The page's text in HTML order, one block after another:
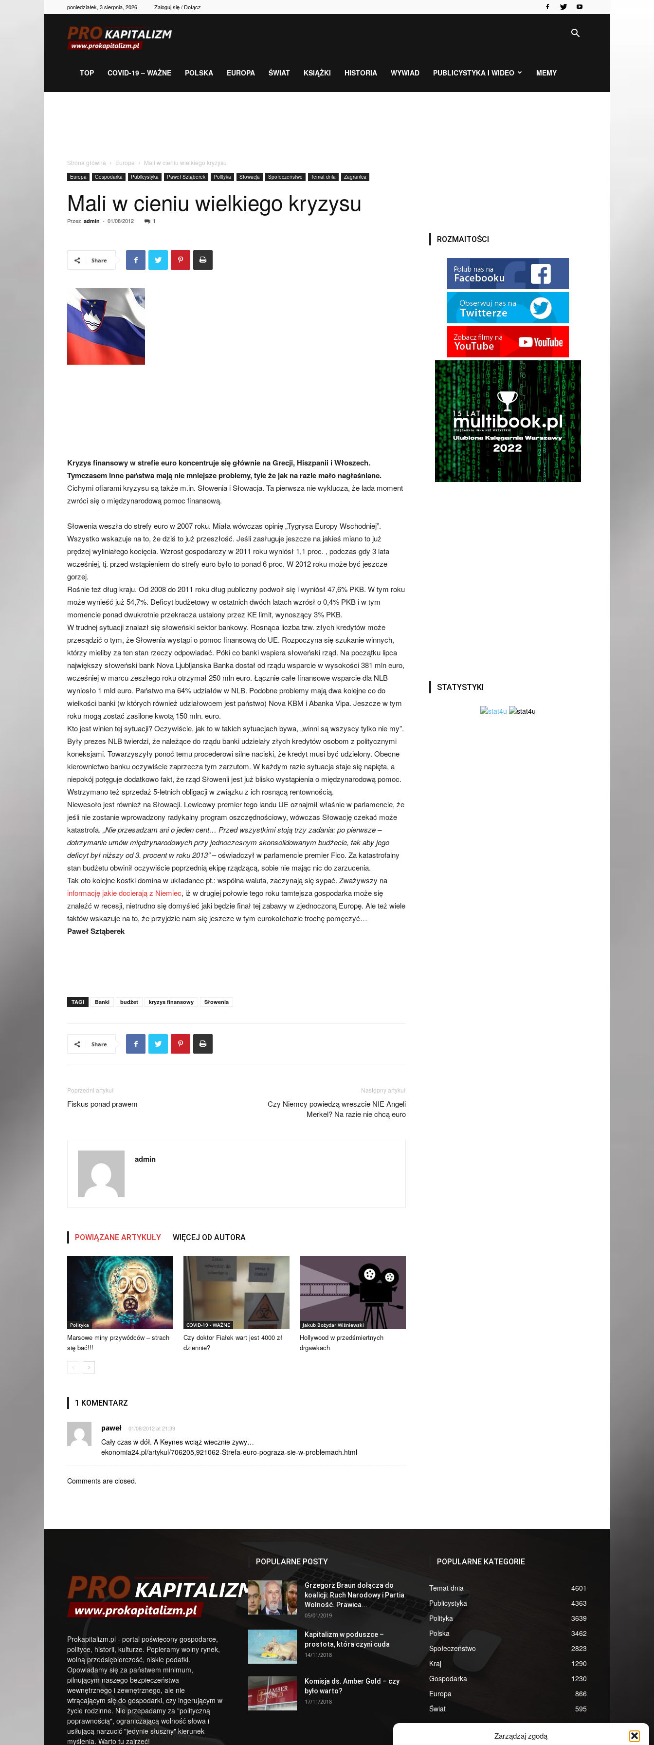
Zarządzaj zgodą
poniedziałek, 3 sierpnia, 2026 Zaloguj się / Dołącz
gospodarka,
TOP COVID-19 – WAŻNE POLSKA EUROPA ŚWIAT KSIĄŻKI HISTORIA WYWIAD PUBLICYSTYKA I WIDEO MEMY
Strona główna Europa Mali w cieniu wielkiego kryzysu
Europa Gospodarka Publicystyka Paweł Sztąberek Polityka Słowacja Społeczeństwo Temat dnia Zagranica
Mali w cieniu wielkiego kryzysu
Przez admin - 01/08/2012 1
Share
Kryzys finansowy w strefie euro koncentruje się głównie na Grecji, Hiszpanii i Włoszech.
Tymczasem inne państwa mają nie mniejsze problemy, tyle że jak na razie mało nagłaśniane.
Cichymi ofiarami kryzysu są także m.in. Słowenia i Słowacja. Ta pierwsza nie wyklucza, że lada moment
zwróci się o międzynarodową pomoc finansową.
Słowenia weszła do strefy euro w 2007 roku. Miała wówczas opinię „Tygrysa Europy Wschodniej”.
Wszystko wskazuje na to, że dziś to już przeszłość. Jeśli zasługuje jeszcze na jakieś miano to już
prędzej wyliniałego kocięcia. Wzrost gospodarczy w 2011 roku wyniósł 1,1 proc. , podczas gdy 3 lata
wcześniej, tj. przed wstąpieniem do strefy euro było to ponad 6 proc. W 2012 roku może być jeszcze
gorzej.
Rośnie też dług kraju. Od 2008 do 2011 roku dług publiczny podwoił się i wyniósł 47,6% PKB. W tym roku
może wynieść już 54,7%. Deficyt budżetowy w ostatnich dwóch latach wzrósł o 0,4% PKB i w tym
momencie ponad dwukrotnie przekracza ustalony przez KE limit, wynoszący 3% PKB.
W trudnej sytuacji znalazł się słoweński sektor bankowy. Rosnąca liczba tzw. złych kredytów może
przesądzić o tym, że Słowenia wystąpi o pomoc finansową do UE. Rozpoczyna się szukanie winnych,
którzy mieliby za ten stan rzeczy odpowiadać. Póki co banki wspiera słoweński rząd. Na początku lipca
największy słoweński bank Nova Ljubljanska Banka dostał od rządu wsparcie w wysokości 381 mln euro,
wcześniej w marcu zeszłego roku otrzymał 250 mln euro. Łącznie całe finansowe wsparcie dla NLB
wyniosło 1 mld euro. Państwo ma 64% udziałów w NLB. Podobne problemy mają dwa kolejne co do
wielkości banki (w których również udziałowcem jest państwo) Nova KBM i Abanka Vipa. Jeszcze w tym
roku mogą zostać zasilone kwotą 150 mln. euro.
Kto jest winien tej sytuacji? Oczywiście, jak to w takich sytuacjach bywa, „winni są wszyscy tylko nie my”.
Były prezes NLB twierdzi, że należące do rządu banki udzielały złych kredytów osobom z politycznymi
koneksjami. Towarzyszyły ponoć temu procederowi silne naciski, że kredyt musi być udzielony. Obecne
kierownictwo banku oczywiście zaprzecza tym zarzutom. W każdym razie sytuacja staje się napięta, a
niepokój potęguje dodatkowo fakt, że rząd Słowenii jest już blisko wystąpienia o międzynarodową pomoc.
Wstrzymano też sprzedaż 5-letnich obligacji w związku z ich rosnącą rentownością.
Niewesoło jest również na Słowacji. Lewicowy premier tego landu UE oznajmił właśnie w parlamencie, że
jeśli nie zostanie wprowadzony radykalny program oszczędnościowy, wówczas Słowację czekać może
katastrofa. „Nie przesadzam ani o jeden cent… Przed wszystkimi stoją trzy zadania: po pierwsze –
dotrzymanie umów międzynarodowych przy jednoczesnym skonsolidowanym budżecie, tak aby jego
deficyt był niższy od 3. procent w roku 2013”– oświadczył w parlamencie premier Fico. Za katastrofalny
stan budżetu obwinił oczywiście poprzednią ekipę rządzącą, sobie nie mając nic do zarzucenia.
Tak oto kolejne kostki domina w układance pt.: wspólna waluta, zaczynają się sypać. Zważywszy na
informację jakie docierają z Niemiec, iż w drugiej połowie tego roku tamtejsza gospodarka może się
znaleźć w recesji, nietrudno się domyśleć jaki będzie finał tej zabawy w zjednoczoną Europę. Ale też wiele
faktów wskazuje na to, że przyjdzie nam się jeszcze w tym eurokołchozie trochę pomęczyć…
Paweł Sztąberek
TAGI Banki budżet kryzys finansowy Słowenia
Share
Poprzedni artykuł
Fiskus ponad prawem
Następny artykuł
Czy Niemcy powiedzą wreszcie NIE Angeli
Merkel? Na razie nie chcą euro
admin
POWIĄZANE ARTYKUŁY WIĘCEJ OD AUTORA
Polityka
Marsowe miny przywódców – strach
się bać!!!
COVID-19 - WAŻNE
Czy doktor Fiałek wart jest 4000 zł
dziennie?
Jakub Bożydar Wiśniewski
Hollywood w przedśmiertnych
drgawkach
1 KOMENTARZ
paweł 01/08/2012 at 21:39
Cały czas w dół. A Keynes wciąż wiecznie żywy…
ekonomia24.pl/artykul/706205,921062-Strefa-euro-pograza-sie-w-problemach.html
Comments are closed.
ROZMAITOŚCI
STATYSTYKI
Prokapitalizm.pl - portal poświęcony gospodarce,
polityce, historii, kulturze. Popieramy wolny rynek,
wolną przedsiębiorczość, niskie podatki.
Opowiadamy się za państwem minimum,
pilnującym naszego bezpieczeństwa
wewnętrznego i zewnętrznego, ale nie
wtrącającym się do gospodarki, czy ingerującym w
życie rodzinne. Nie przepadamy za "polityczną
poprawnością", ograniczającą wolność słowa i
usiłującą narzucić "jedynie słuszny" kierunek
myślenia. Warto tu zajrzeć!
POPULARNE POSTY
Grzegorz Braun dołącza do
koalicji: Ruch Narodowy i Partia
Wolność. Prawica...
05/01/2019
Kapitalizm w poduszce –
prostota, która czyni cuda
14/11/2018
Komisja ds. Amber Gold – czy
było warto?
17/11/2018
POPULARNE KATEGORIE
Temat dnia
4601
Publicystyka
4363
Polityka
3639
Polska
3462
Społeczeństwo
2823
Kraj
1290
Gospodarka
1230
Europa
866
Świat
595